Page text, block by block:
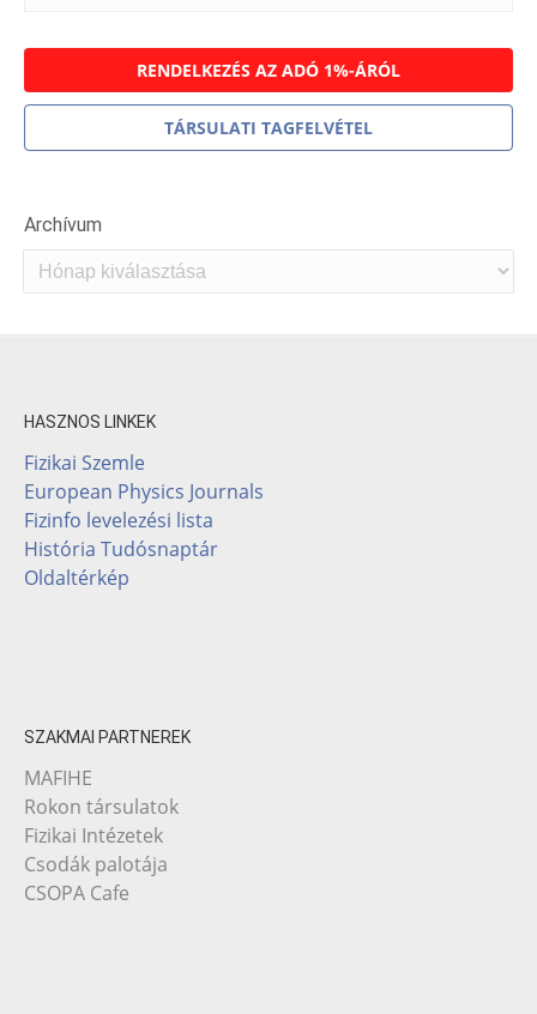
RENDELKEZÉS AZ ADÓ 1%-ÁRÓL
TÁRSULATI TAGFELVÉTEL
Archívum
Archívum
HASZNOS LINKEK
Fizikai Szemle
European Physics Journals
Fizinfo levelezési lista
História Tudósnaptár
Oldaltérkép
SZAKMAI PARTNEREK
MAFIHE
Rokon társulatok
Fizikai Intézetek
Csodák palotája
CSOPA Cafe